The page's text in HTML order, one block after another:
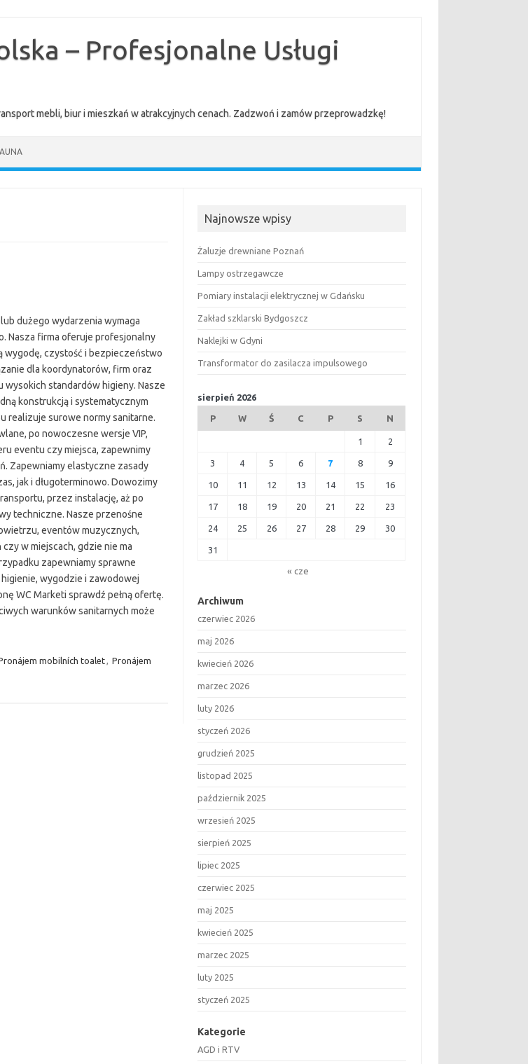
– Profesjonalne Usługi
mebli, biur i mieszkań w atrakcyjnych cenach. Zadzwoń i zamów przeprowadzkę!
dużego wydarzenia wymaga
Nasza firma oferuje profesjonalny
wygodę, czystość i bezpieczeństwo
dla koordynatorów, firm oraz
standardów higieny. Nasze
konstrukcją i systematycznym
realizuje surowe normy sanitarne.
po nowoczesne wersje VIP,
eventu czy miejsca, zapewnimy
Zapewniamy elastyczne zasady
jak i długoterminowo. Dowozimy
przez instalację, aż po
techniczne. Nasze przenośne
eventów muzycznych,
w miejscach, gdzie nie ma
zapewniamy sprawne
wygodzie i zawodowej
WC Marketi sprawdź pełną ofertę.
warunków sanitarnych może
mobilních toalet, Pronájem
Najnowsze wpisy
Żaluzje drewniane Poznań
Lampy ostrzegawcze
Pomiary instalacji elektrycznej w Gdańsku
Zakład szklarski Bydgoszcz
Naklejki w Gdyni
Transformator do zasilacza impulsowego
sierpień 2026
P W Ś C P S N
1 2
3 4 5 6 7 8 9
10 11 12 13 14 15 16
17 18 19 20 21 22 23
24 25 26 27 28 29 30
31
« cze
Archiwum
czerwiec 2026
maj 2026
kwiecień 2026
marzec 2026
luty 2026
styczeń 2026
grudzień 2025
listopad 2025
październik 2025
wrzesień 2025
sierpień 2025
lipiec 2025
czerwiec 2025
maj 2025
kwiecień 2025
marzec 2025
luty 2025
styczeń 2025
Kategorie
AGD i RTV